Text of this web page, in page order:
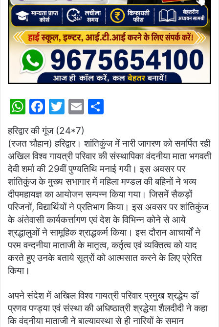
W
at
s
A
p
p
F
a
c
e
b
o
o
k
T
itt
er
E
ai
l
ar
e
हरिद्वार की गूंज (24*7)
(रजत चौहान) हरिद्वार। शांतिकुंज में नारी जागरण को समर्पित रही
अखिल विश्व गायत्री परिवार की संस्थापिका वंदनीया माता भगवती
देवी शर्मा की 29वीं पुण्यतिथि मनाई गयी। इस अवसर पर
शांतिकुंज के मुख्य सभागार में महिला मण्डल की बहिनों ने भव्य
दीपमहायज्ञ का आयोजन सम्पन्न किया गया। जिसमें सैकड़ों
परिजनों, विद्यार्थियों ने प्रतिभाग किया। इस अवसर पर शांतिकुंज
के अंतेवासी कार्यकर्त्तागण एवं देश के विभिन्न कोने से आये
श्रद्धालुओं ने सामूहिक श्राद्धकर्म किया। इस दौरान आचार्यों ने
परम वन्दनीया माताजी के मातृत्व, कर्तृत्व एवं व्यक्तित्व को याद
करते हुए उनके बताये सूत्रों को आत्मसात करने के लिए प्रेरित
किया।
अपने संदेश में अखिल विश्व गायत्री परिवार प्रमुख श्रद्धेय डॉ
प्रणव पण्ड्या एवं संस्था की अधिष्ठात्री श्रद्धेया शैलदीदी ने कहा
कि वंदनीया माताजी ने बाल्यावस्था से ही नारियों के समान